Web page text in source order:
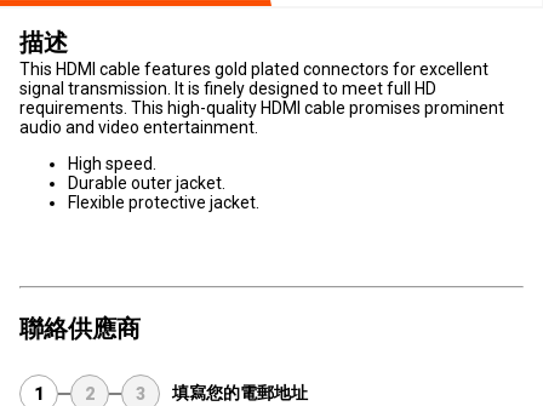
描述
This HDMI cable features gold plated connectors for excellent
signal transmission. It is finely designed to meet full HD
requirements. This high-quality HDMI cable promises prominent
audio and video entertainment.
High speed.
Durable outer jacket.
Flexible protective jacket.
聯絡供應商
1 2 3 填寫您的電郵地址